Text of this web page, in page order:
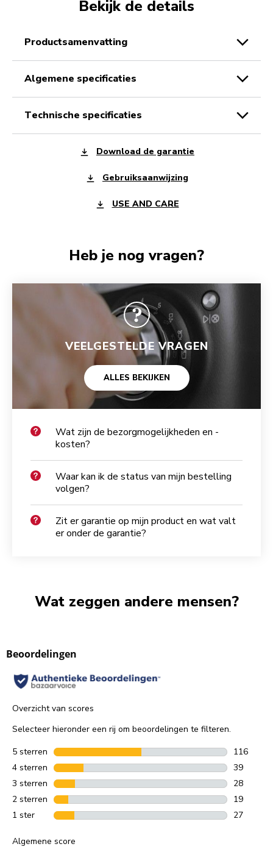
Bekijk de details
productsamenvatting
algemene specificaties
technische specificaties
Download de garantie
Gebruiksaanwijzing
USE AND CARE
Heb je nog vragen?
VEELGESTELDE VRAGEN
ALLES BEKIJKEN
Wat zijn de bezorgmogelijkheden en -
kosten?
Waar kan ik de status van mijn bestelling
volgen?
Zit er garantie op mijn product en wat valt
er onder de garantie?
Wat zeggen andere mensen?